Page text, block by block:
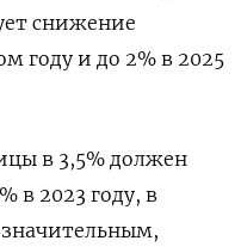
снижение
году и до 2% в 2025
в 3,5% должен
в 2023 году, в